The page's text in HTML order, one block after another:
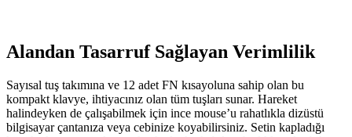
Alandan Tasarruf Sağlayan Verimlilik
Sayısal tuş takımına ve 12 adet FN kısayoluna sahip olan bu
kompakt klavye, ihtiyacınız olan tüm tuşları sunar. Hareket
halindeyken de çalışabilmek için ince mouse’u rahatlıkla dizüstü
bilgisayar çantanıza veya cebinize koyabilirsiniz. Setin kapladığı